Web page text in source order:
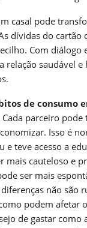
casal pode
dívidas do cartão
Com diálogo
relação saudável
de consumo
parceiro pode
Isso é
e teve acesso a
mais cauteloso e
ser mais
não são
podem afetar
de gastar como